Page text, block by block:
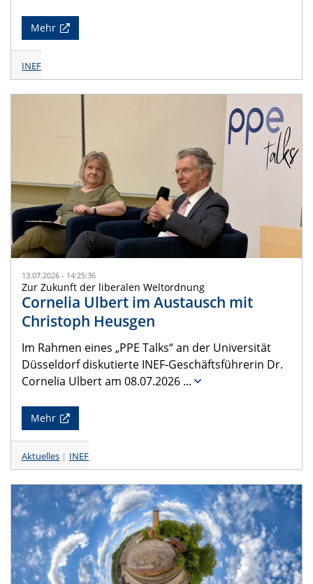
Mehr
INEF
13.07.2026 - 14:25:36
Zur Zukunft der liberalen Weltordnung
Cornelia Ulbert im Austausch mit
Christoph Heusgen
Im Rahmen eines „PPE Talks“ an der Universität
Düsseldorf diskutierte INEF-Geschäftsführerin Dr.
Cornelia Ulbert am 08.07.2026 ...
Mehr
Aktuelles INEF